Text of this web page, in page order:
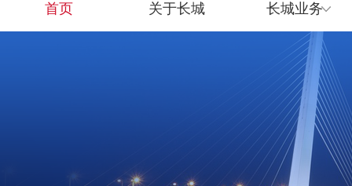
首页 关于长城 长城业务